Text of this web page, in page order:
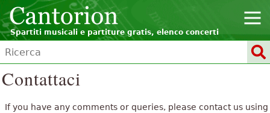
Spartiti musicali e partiture gratis, elenco concerti
Contattaci
If you have any comments or queries, please contact us using